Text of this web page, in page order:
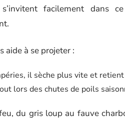
facilement dans
aide à se projeter :
il sèche plus vite et
lors des chutes de poils
du gris loup au fauve